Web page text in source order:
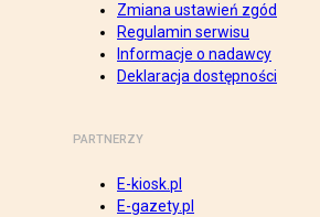
Zmiana ustawień zgód
Regulamin serwisu
Informacje o nadawcy
Deklaracja dostępności
PARTNERZY
E-kiosk.pl
E-gazety.pl